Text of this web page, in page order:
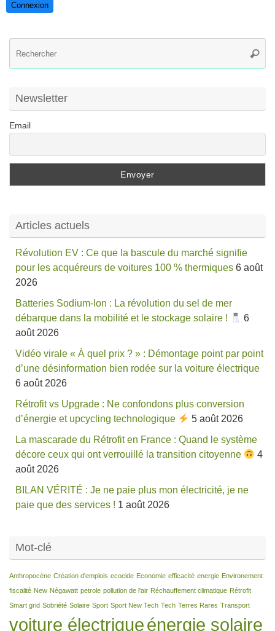
Connexion
Newsletter
Email
Articles actuels
Révolution EV : Ce que la bascule du marché signifie
pour les acquéreurs de voitures 100 % thermiques 6 août
2026
Batteries Sodium-Ion : La révolution du sel de mer
débarque dans la mobilité et le stockage solaire !
6
août 2026
Vidéo virale « À quel prix ? » : Démontage point par point
d’une désinformation bien rodée sur la voiture électrique
6 août 2026
Rétrofit vs Upgrade : Ne confondons plus conversion
d’énergie et upcycling technologique
5 août 2026
La mascarade du Rétrofit en France : Quand le système
décore ceux qui ont verrouillé la transition citoyenne
4
août 2026
BILAN VÉRITÉ : Je ne paie plus mon électricité, je ne
paie que des services ! 1 août 2026
Mot-clé
Anthropocène Création d'emplois ecocide Economie efficacité energie Environement
fiscalité New Négawatt petrole pollution de l'air Réchauffement climatique Rétrofit
Smart grid Sobriété Solaire Sport Sport New Tech Tech Terres Rares Transport
voiture électriqueénergie solaire